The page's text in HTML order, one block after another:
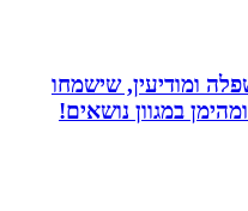
שישמחו
במגוון נושאים!